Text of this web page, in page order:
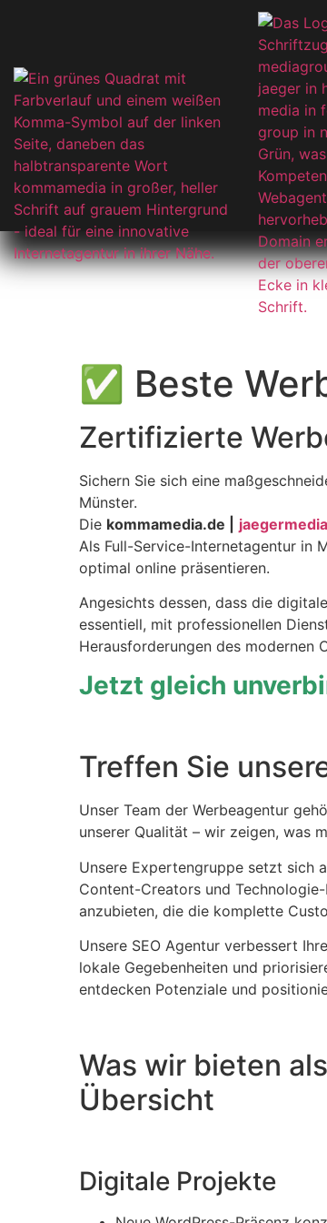
✅ Beste
Zertifizierte
Sichern Sie sich eine
Münster.
Die kommamedia.de |
Als Full-Service-Internetagentur in
optimal online präsentieren.
Angesichts dessen, dass die
essentiell, mit professionellen
Herausforderungen des modernen
Jetzt gleich
Treffen Sie
Unser Team der Werbeagentur
unserer Qualität – wir zeigen, was
Unsere Expertengruppe setzt sich
Content-Creators und
anzubieten, die die komplette
Unsere SEO Agentur verbessert
lokale Gegebenheiten und
entdecken Potenziale und
Was wir bieten
Übersicht
Digitale Projekte